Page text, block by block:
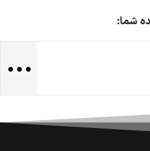
شما:
...
محصولات ارائه می‌شود.